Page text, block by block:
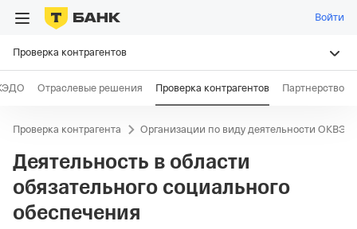
Войти
Проверка контрагентов
Отраслевые решения Проверка контрагентов Партнерство
Проверка контрагента Организации по виду деятельности ОКВЭД
Деятельность в области
обязательного социального
обеспечения